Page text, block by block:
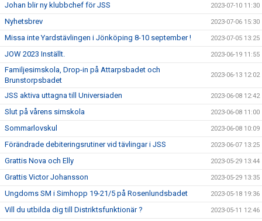
Johan blir ny klubbchef för JSS 2023-07-10 11:30
Nyhetsbrev 2023-07-06 15:30
Missa inte Yardstävlingen i Jönköping 8-10 september ! 2023-07-05 13:25
JOW 2023 Inställt. 2023-06-19 11:55
Familjesimskola, Drop-in på Attarpsbadet och
Brunstorpsbadet
2023-06-13 12:02
JSS aktiva uttagna till Universiaden 2023-06-08 12:42
Slut på vårens simskola 2023-06-08 11:00
Sommarlovskul 2023-06-08 10:09
Förändrade debiteringsrutiner vid tävlingar i JSS 2023-06-07 13:25
Grattis Nova och Elly 2023-05-29 13:44
Grattis Victor Johansson 2023-05-29 13:35
Ungdoms SM i Simhopp 19-21/5 på Rosenlundsbadet 2023-05-18 19:36
Vill du utbilda dig till Distriktsfunktionär ? 2023-05-11 12:46